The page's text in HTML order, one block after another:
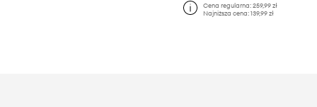
Cena regularna: 259,99 zł
Najniższa cena: 139,99 zł